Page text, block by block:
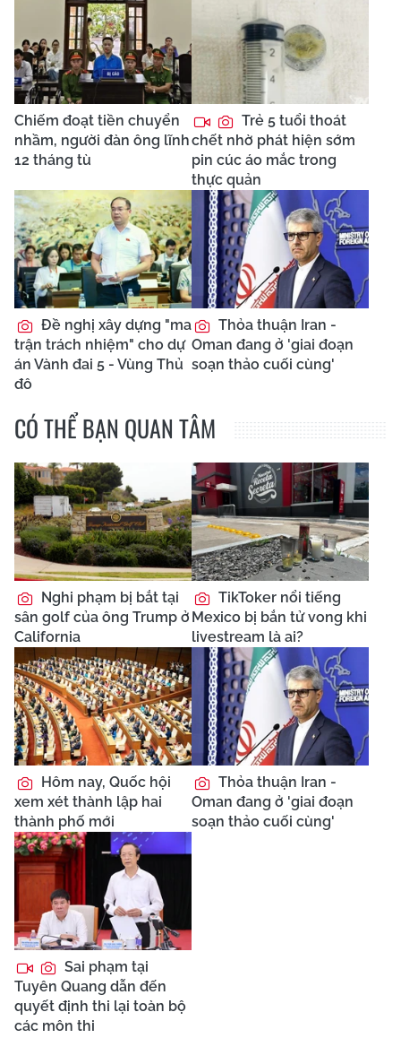
Chiếm đoạt tiền chuyển
nhầm, người đàn ông lĩnh
12 tháng tù
Trẻ 5 tuổi thoát
chết nhờ phát hiện sớm
pin cúc áo mắc trong
thực quản
Đề nghị xây dựng "ma
trận trách nhiệm" cho dự
án Vành đai 5 - Vùng Thủ
đô
Thỏa thuận Iran -
Oman đang ở 'giai đoạn
soạn thảo cuối cùng'
CÓ THỂ BẠN QUAN TÂM
Nghi phạm bị bắt tại
sân golf của ông Trump ở
California
TikToker nổi tiếng
Mexico bị bắn tử vong khi
livestream là ai?
Hôm nay, Quốc hội
xem xét thành lập hai
thành phố mới
Thỏa thuận Iran -
Oman đang ở 'giai đoạn
soạn thảo cuối cùng'
Sai phạm tại
Tuyên Quang dẫn đến
quyết định thi lại toàn bộ
các môn thi